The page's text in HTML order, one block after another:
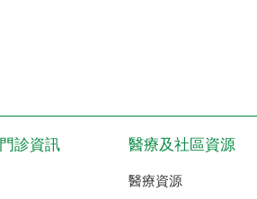
門診資訊 醫療及社區資源
醫療資源